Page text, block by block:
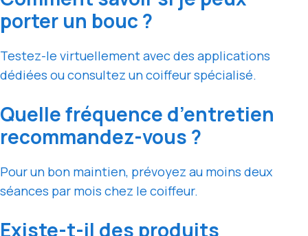
porter un bouc ?
Testez-le virtuellement avec des applications
dédiées ou consultez un coiffeur spécialisé.
Quelle fréquence d’entretien
recommandez-vous ?
Pour un bon maintien, prévoyez au moins deux
séances par mois chez le coiffeur.
Existe-t-il des produits